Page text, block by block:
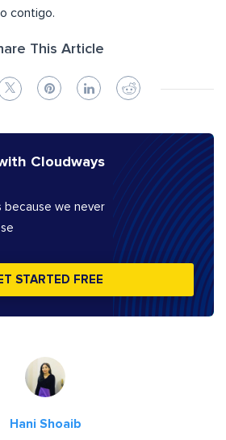
contigo.
This Article
Cloudways
because we never
STARTED FREE
Hani Shoaib